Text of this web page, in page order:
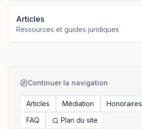
Articles
Ressources et guides juridiques
Continuer la navigation
Articles Médiation Honoraires
FAQ
Plan du site